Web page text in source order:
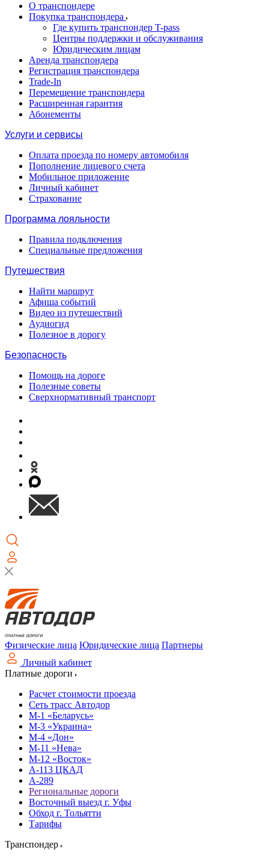
О транспондере
Покупка транспондера
Где купить транспондер T-pass
Центры поддержки и обслуживания
Юридическим лицам
Аренда транспондера
Регистрация транспондера
Trade-In
Перемещение транспондера
Расширенная гарантия
Абонементы
Услуги и сервисы
Оплата проезда по номеру автомобиля
Пополнение лицевого счета
Мобильное приложение
Личный кабинет
Страхование
Программа лояльности
Правила подключения
Специальные предложения
Путешествия
Найти маршрут
Афиша событий
Видео из путешествий
Аудиогид
Полезное в дорогу
Безопасность
Помощь на дороге
Полезные советы
Сверхнормативный транспорт
Физические лица Юридические лица Партнеры
Личный кабинет
Платные дороги
Расчет стоимости проезда
Сеть трасс Автодор
М-1 «Беларусь»
М-3 «Украина»
М-4 «Дон»
М-11 «Нева»
М-12 «Восток»
А-113 ЦКАД
А-289
Региональные дороги
Восточный выезд г. Уфы
Обход г. Тольятти
Тарифы
Транспондер